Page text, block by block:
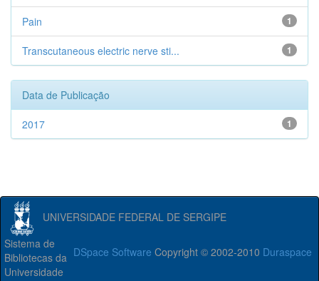
1
Pain
1
Transcutaneous electric nerve sti...
Data de Publicação
1
2017
UNIVERSIDADE FEDERAL DE SERGIPE
DSpace Software Copyright © 2002-2010 Duraspace
Sistema de
Bibliotecas da
Universidade